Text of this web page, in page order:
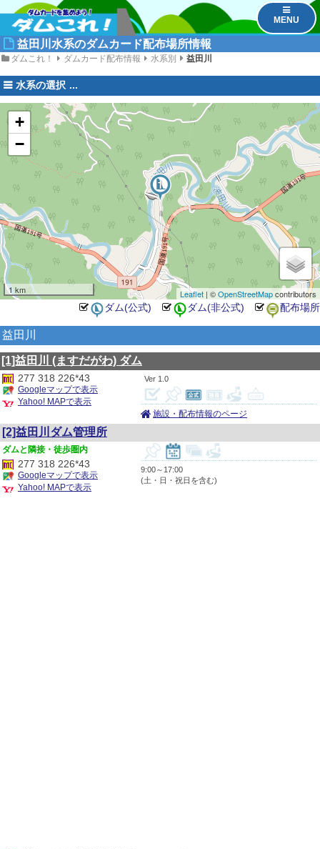
MENU
益田川水系のダムカード配布場所情報
ダムこれ！ ダムカード配布情報 水系別 益田川
水系の選択
2
1
+
−
1 km Leaflet | ©OpenStreetMapcontributors
益田川
[1]益田川 (ますだがわ) ダム
1.0
施設・配布情報のページ
277 318 226*43
Googleマップで表示
Yahoo! MAPで表示
[2]益田川ダム管理所
9:00～17:00
(土・日・祝日を含む)
隣接・徒歩圏内
277 318 226*43
Googleマップで表示
Yahoo! MAPで表示